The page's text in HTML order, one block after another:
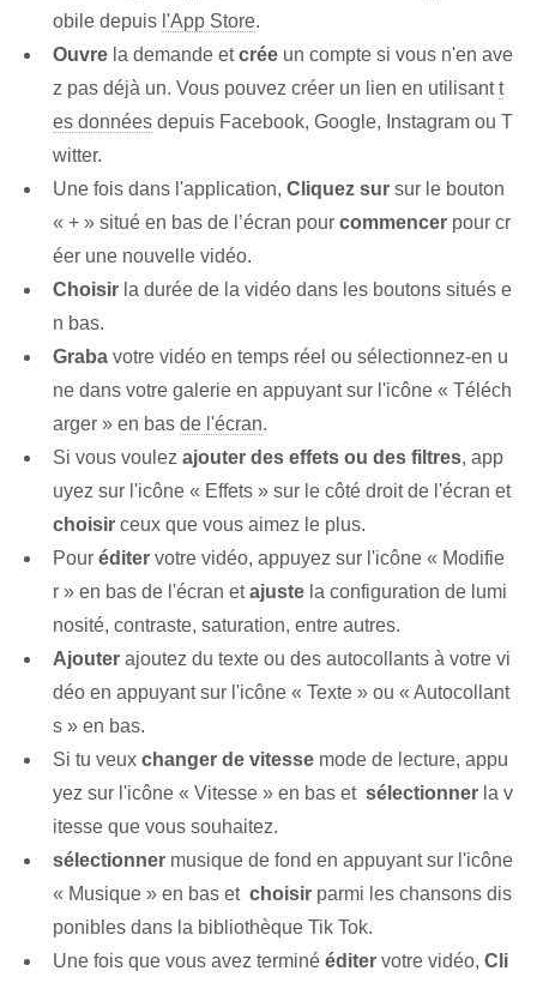
obile depuis l'App Store.
Ouvre la demande etcrée un compte si vous n'en ave
z pas déjà un. ‌Vous pouvez⁣ créer un lien en utilisantt
es données depuis Facebook, Google, Instagram ou T
witter.
Une fois dans l'application, Cliquez sur sur le bouton
« + » situé en bas de l’écran pour commencer pour cr
éer une nouvelle vidéo.
Choisir la durée de la vidéo dans les boutons situés e
n bas.
Graba ⁤votre vidéo en temps réel‌ ou sélectionnez-en u
ne dans votre galerie en appuyant sur l'icône « Téléch
arger » en bas de l'écran.
Si vous voulez ajouter des effets ou des filtres, app
uyez sur l'icône « Effets » sur le côté droit de l'écran et
choisir ceux que vous aimez le plus.
Pour éditer votre vidéo, appuyez sur l'icône « Modifie
r » en bas de l'écran etajuste la configuration de ⁢lumi
nosité, contraste, saturation, entre autres.
Ajouter ajoutez du texte ou des autocollants à votre vi
déo en appuyant sur l'icône « Texte » ou « Autocollant
s » en bas.
Si⁤ tu veux‌ changer de vitesse mode de lecture, appu
yez⁢ sur l'icône « Vitesse » en bas et ⁤ sélectionner la v
itesse que vous souhaitez.
sélectionner musique de fond en appuyant sur l'icône
« Musique » en bas et ⁤ choisir parmi les chansons dis
ponibles dans la bibliothèque Tik Tok⁢.
Une fois que vous avez terminé éditer votre vidéo, Cli